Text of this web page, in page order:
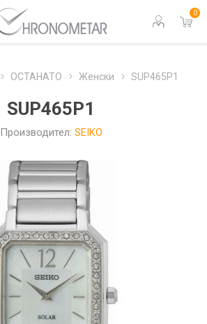
0
ОСТАНАТО Женски SUP465P1
SUP465P1
Производител: SEIKO